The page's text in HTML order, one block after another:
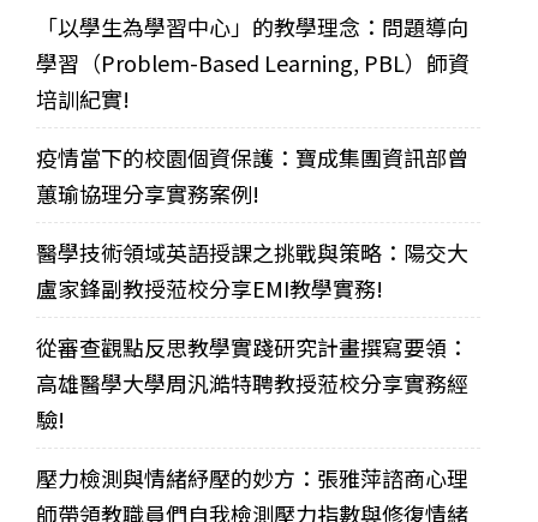
「以學生為學習中心」的教學理念：問題導向
學習（Problem-Based Learning, PBL）師資
培訓紀實!
疫情當下的校園個資保護：寶成集團資訊部曾
蕙瑜協理分享實務案例!
醫學技術領域英語授課之挑戰與策略：陽交大
盧家鋒副教授蒞校分享EMI教學實務!
從審查觀點反思教學實踐研究計畫撰寫要領：
高雄醫學大學周汎澔特聘教授蒞校分享實務經
驗!
壓力檢測與情緒紓壓的妙方：張雅萍諮商心理
師帶領教職員們自我檢測壓力指數與修復情緒